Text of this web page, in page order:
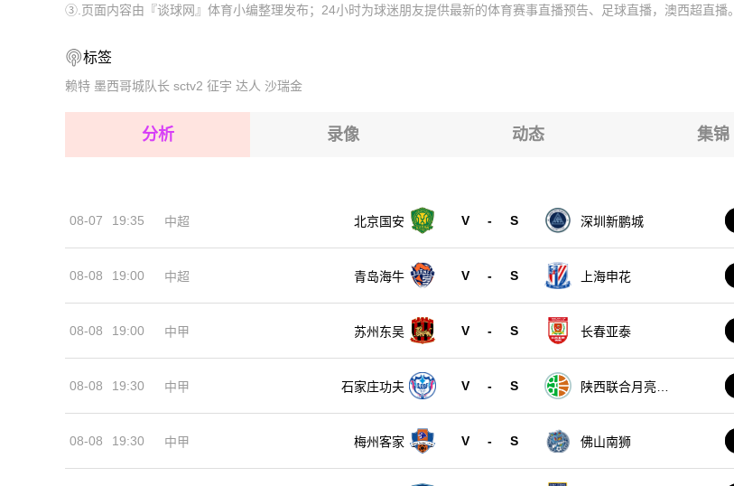
2026-08-15 【澳西超】 阿马达尔VS费雷曼特尔市
2026-08-15 【澳西超】 阿马达尔VS费雷曼特尔市
2026-08-14 【澳西超】 阿马达尔VS费雷曼特尔市
2026-08-15 【澳西超】 阿马达尔VS费雷曼特尔市
2026-08-15 【澳西超】 阿马达尔VS费雷曼特尔市
2026-08-15 【澳西超】 阿马达尔VS费雷曼特尔市
2026-08-14 【澳西超】 阿马达尔VS费雷曼特尔市
③.页面内容由『谈球网』体育小编整理发布；24小时为球迷朋友提供最新的体育赛事直播预告、足球直播，澳西超直播。
标签
赖特 墨西哥城队长 sctv2 征宇 达人 沙瑞金
分析 录像 动态 集锦
08-07 19:35 中超 北京国安 V - S 深圳新鹏城
08-08 19:00 中超 青岛海牛 V - S 上海申花
08-08 19:00 中甲 苏州东吴 V - S 长春亚泰
08-08 19:30 中甲 石家庄功夫 V - S
陕西联合月亮泊
08-08 19:30 中甲 梅州客家 V - S 佛山南狮